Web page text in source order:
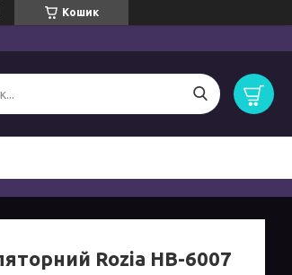
Кошик
Rozia HB-6007